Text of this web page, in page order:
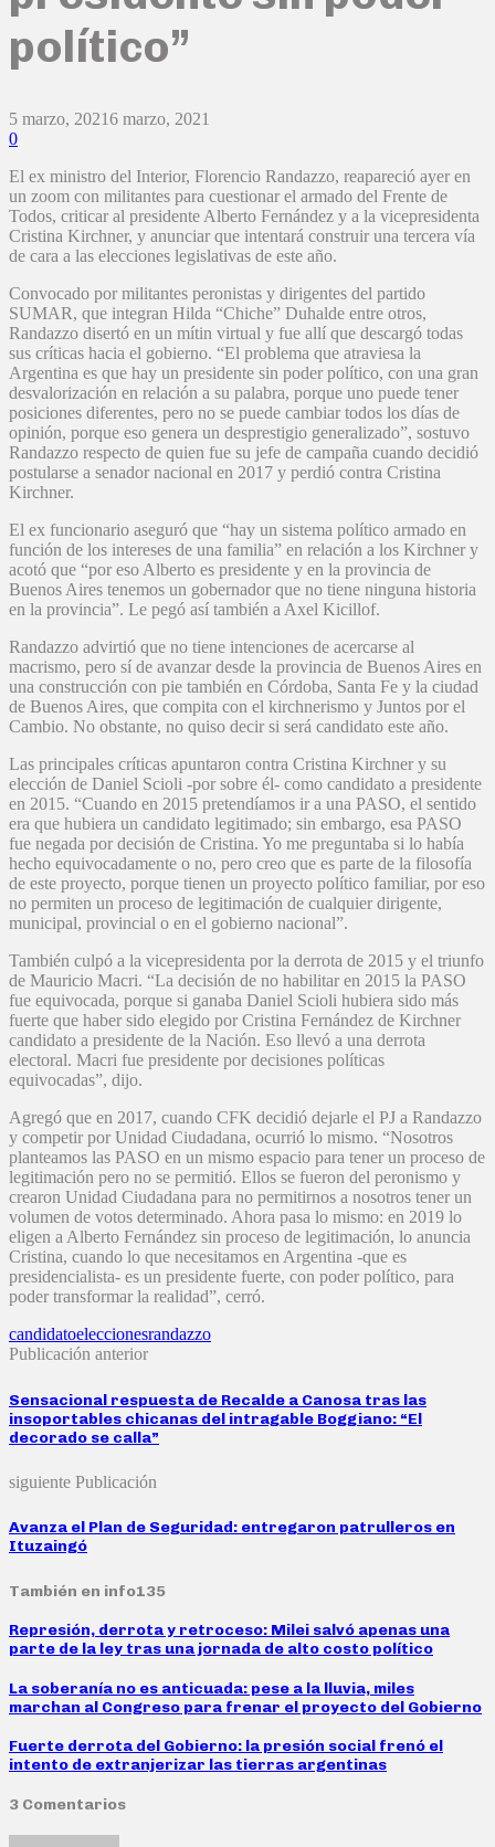
político”
5 marzo, 20216 marzo, 2021
0
El ex ministro del Interior, Florencio Randazzo, reapareció ayer en
un zoom con militantes para cuestionar el armado del Frente de
Todos, criticar al presidente Alberto Fernández y a la vicepresidenta
Cristina Kirchner, y anunciar que intentará construir una tercera vía
de cara a las elecciones legislativas de este año.
Convocado por militantes peronistas y dirigentes del partido
SUMAR, que integran Hilda “Chiche” Duhalde entre otros,
Randazzo disertó en un mítin virtual y fue allí que descargó todas
sus críticas hacia el gobierno. “El problema que atraviesa la
Argentina es que hay un presidente sin poder político, con una gran
desvalorización en relación a su palabra, porque uno puede tener
posiciones diferentes, pero no se puede cambiar todos los días de
opinión, porque eso genera un desprestigio generalizado”, sostuvo
Randazzo respecto de quien fue su jefe de campaña cuando decidió
postularse a senador nacional en 2017 y perdió contra Cristina
Kirchner.
El ex funcionario aseguró que “hay un sistema político armado en
función de los intereses de una familia” en relación a los Kirchner y
acotó que “por eso Alberto es presidente y en la provincia de
Buenos Aires tenemos un gobernador que no tiene ninguna historia
en la provincia”. Le pegó así también a Axel Kicillof.
Randazzo advirtió que no tiene intenciones de acercarse al
macrismo, pero sí de avanzar desde la provincia de Buenos Aires en
una construcción con pie también en Córdoba, Santa Fe y la ciudad
de Buenos Aires, que compita con el kirchnerismo y Juntos por el
Cambio. No obstante, no quiso decir si será candidato este año.
Las principales críticas apuntaron contra Cristina Kirchner y su
elección de Daniel Scioli -por sobre él- como candidato a presidente
en 2015. “Cuando en 2015 pretendíamos ir a una PASO, el sentido
era que hubiera un candidato legitimado; sin embargo, esa PASO
fue negada por decisión de Cristina. Yo me preguntaba si lo había
hecho equivocadamente o no, pero creo que es parte de la filosofía
de este proyecto, porque tienen un proyecto político familiar, por eso
no permiten un proceso de legitimación de cualquier dirigente,
municipal, provincial o en el gobierno nacional”.
También culpó a la vicepresidenta por la derrota de 2015 y el triunfo
de Mauricio Macri. “La decisión de no habilitar en 2015 la PASO
fue equivocada, porque si ganaba Daniel Scioli hubiera sido más
fuerte que haber sido elegido por Cristina Fernández de Kirchner
candidato a presidente de la Nación. Eso llevó a una derrota
electoral. Macri fue presidente por decisiones políticas
equivocadas”, dijo.
Agregó que en 2017, cuando CFK decidió dejarle el PJ a Randazzo
y competir por Unidad Ciudadana, ocurrió lo mismo. “Nosotros
planteamos las PASO en un mismo espacio para tener un proceso de
legitimación pero no se permitió. Ellos se fueron del peronismo y
crearon Unidad Ciudadana para no permitirnos a nosotros tener un
volumen de votos determinado. Ahora pasa lo mismo: en 2019 lo
eligen a Alberto Fernández sin proceso de legitimación, lo anuncia
Cristina, cuando lo que necesitamos en Argentina -que es
presidencialista- es un presidente fuerte, con poder político, para
poder transformar la realidad”, cerró.
candidatoeleccionesrandazzo
Publicación anterior
Sensacional respuesta de Recalde a Canosa tras las
insoportables chicanas del intragable Boggiano: “El
decorado se calla”
siguiente Publicación
Avanza el Plan de Seguridad: entregaron patrulleros en
Ituzaingó
También en info135
Represión, derrota y retroceso: Milei salvó apenas una
parte de la ley tras una jornada de alto costo político
La soberanía no es anticuada: pese a la lluvia, miles
marchan al Congreso para frenar el proyecto del Gobierno
Fuerte derrota del Gobierno: la presión social frenó el
intento de extranjerizar las tierras argentinas
3 Comentarios